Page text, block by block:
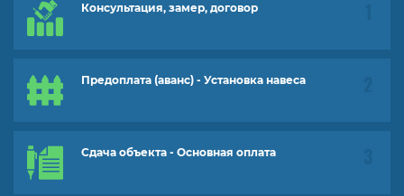
Консультация, замер, договор
Предоплата (аванс) - Установка навеса
Сдача объекта - Основная оплата